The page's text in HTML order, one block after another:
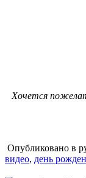
Хочется
Опубликовано в
видео, день